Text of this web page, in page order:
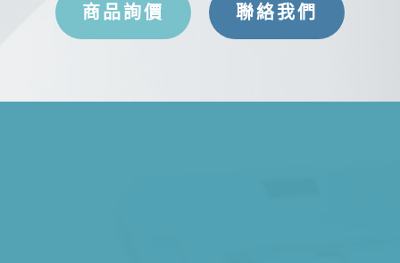
商品詢價 聯絡我們